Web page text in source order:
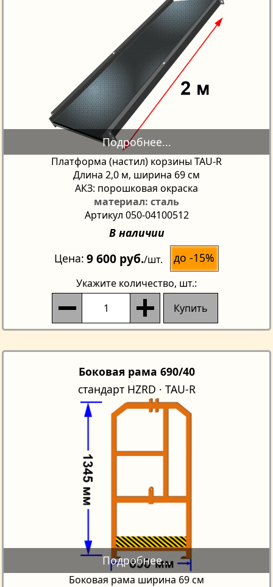
Платформа (настил) корзины TAU-R
Длина 2,0 м, ширина 69 см
АКЗ: порошковая окраска
материал: сталь
Артикул 050-04100512
В наличии
Цена 9 600 руб./шт. до -15%
Укажите количество, шт.:
Купить
Боковая рама 690/40
стандарт HZRD · TAU-R
Боковая рама ширина 69 см